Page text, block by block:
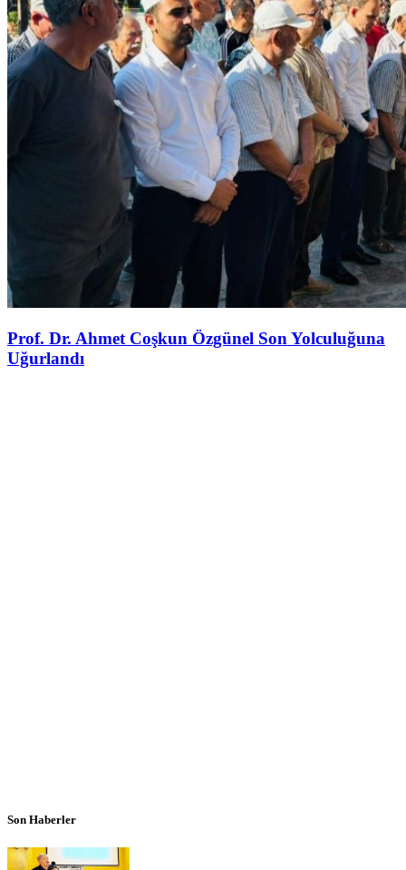
Prof. Dr. Ahmet Coşkun Özgünel Son Yolculuğuna
Uğurlandı
Son Haberler